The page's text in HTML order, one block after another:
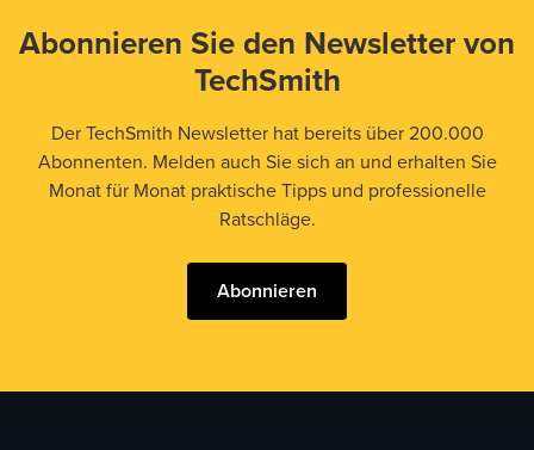
Abonnieren Sie den Newsletter von
TechSmith
Der TechSmith Newsletter hat bereits über 200.000
Abonnenten. Melden auch Sie sich an und erhalten Sie
Monat für Monat praktische Tipps und professionelle
Ratschläge.
Abonnieren